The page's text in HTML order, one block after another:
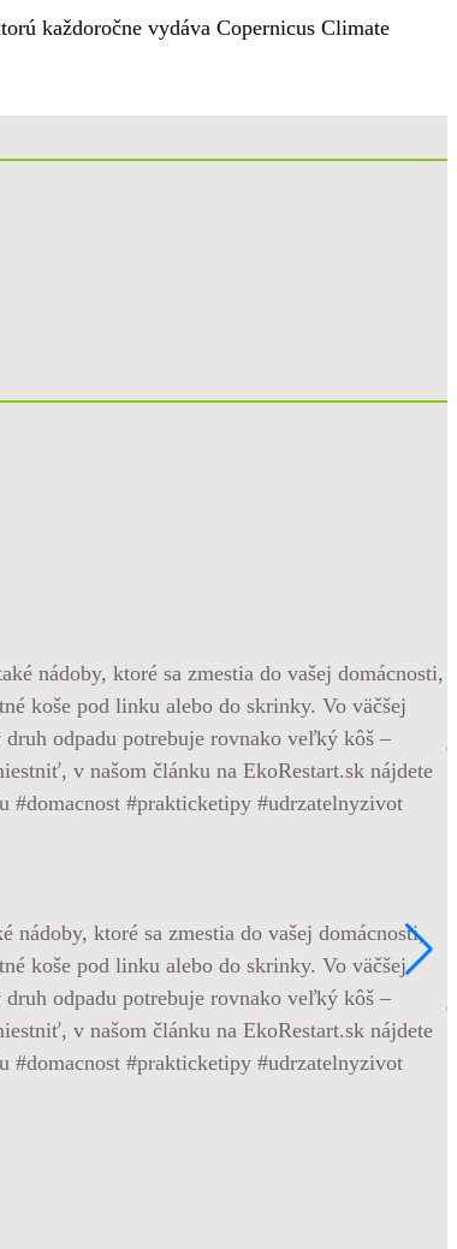
každoročne vydáva Copernicus Climate
ktoré sa zmestia do vašej domácnosti,
koše pod linku alebo do skrinky. Vo väčšej
odpadu potrebuje rovnako veľký kôš –
v našom článku na EkoRestart.sk nájdete
#domacnost #prakticketipy #udrzatelnyzivot